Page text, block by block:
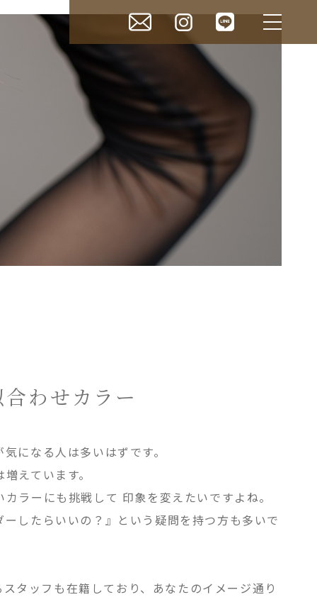
わせカラー
になる人は多いはずです。
えています。
ラーにも挑戦して 印象を変えたいですよね。
したらいいの？』という疑問を持つ方も多いで
タッフも在籍しており、あなたのイメージ通り